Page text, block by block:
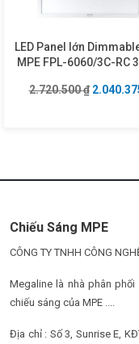
LED Panel lớn
MPE FPL-6060/3C-RC
2.720.500₫ Giá gốc
Chiếu Sáng MPE
CÔNG TY TNHH CÔNG
Megaline là nhà phân
chiếu sáng của MPE ....
Địa chỉ : Số 3, Sunrise E,